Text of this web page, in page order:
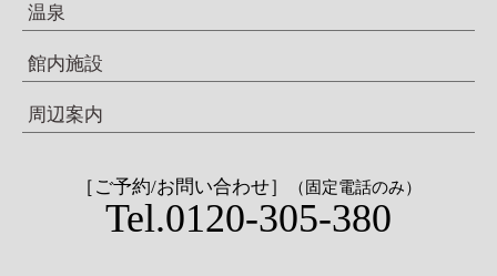
温泉
館内施設
周辺案内
［ご予約/お問い合わせ］ （固定電話のみ）
Tel.0120-305-380